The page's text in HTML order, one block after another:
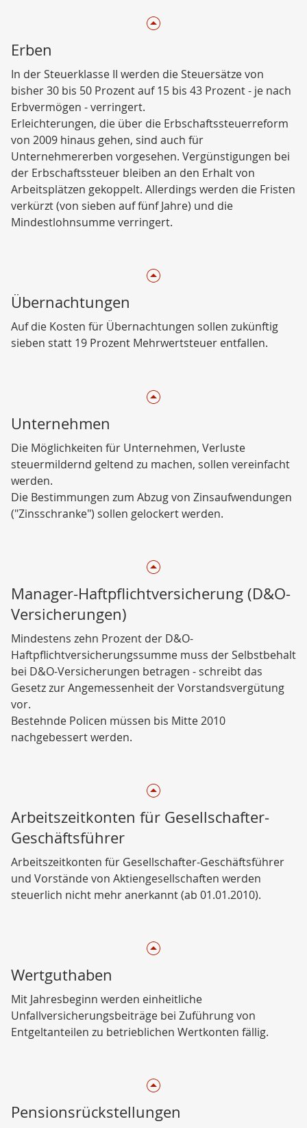
Erben
In der Steuerklasse II werden die Steuersätze von
bisher 30 bis 50 Prozent auf 15 bis 43 Prozent - je nach
Erbvermögen - verringert.
Erleichterungen, die über die Erbschaftssteuerreform
von 2009 hinaus gehen, sind auch für
Unternehmererben vorgesehen. Vergünstigungen bei
der Erbschaftssteuer bleiben an den Erhalt von
Arbeitsplätzen gekoppelt. Allerdings werden die Fristen
verkürzt (von sieben auf fünf Jahre) und die
Mindestlohnsumme verringert.
Übernachtungen
Auf die Kosten für Übernachtungen sollen zukünftig
sieben statt 19 Prozent Mehrwertsteuer entfallen.
Unternehmen
Die Möglichkeiten für Unternehmen, Verluste
steuermildernd geltend zu machen, sollen vereinfacht
werden.
Die Bestimmungen zum Abzug von Zinsaufwendungen
("Zinsschranke") sollen gelockert werden.
Manager-Haftpflichtversicherung (D&O-
Versicherungen)
Mindestens zehn Prozent der D&O-
Haftpflichtversicherungssumme muss der Selbstbehalt
bei D&O-Versicherungen betragen - schreibt das
Gesetz zur Angemessenheit der Vorstandsvergütung
vor.
Bestehnde Policen müssen bis Mitte 2010
nachgebessert werden.
Arbeitszeitkonten für Gesellschafter-
Geschäftsführer
Arbeitszeitkonten für Gesellschafter-Geschäftsführer
und Vorstände von Aktiengesellschaften werden
steuerlich nicht mehr anerkannt (ab 01.01.2010).
Wertguthaben
Mit Jahresbeginn werden einheitliche
Unfallversicherungsbeiträge bei Zuführung von
Entgeltanteilen zu betrieblichen Wertkonten fällig.
Pensionsrückstellungen